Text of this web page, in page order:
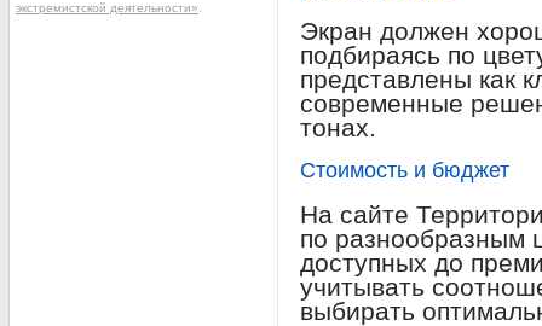
Экран должен
подбираясь по
представлены как
современные
тонах.
Стоимость и бюджет
На сайте
по разнообразным
доступных до
учитывать
выбирать
экстремистской деятельности»